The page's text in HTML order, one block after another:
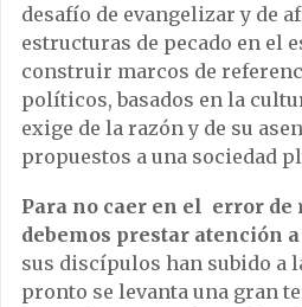
desafío de evangelizar y de
estructuras de pecado en el
construir marcos de
políticos, basados en la
exige de la razón y de su
propuestos a una sociedad
Para no caer en el error de
debemos prestar atención
sus discípulos han subido a
pronto se levanta una gran